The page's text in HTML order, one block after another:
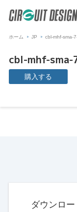
ホーム JP cbl-mhf-sma-
cbl-mhf-sma-
購入する
ダウンロー